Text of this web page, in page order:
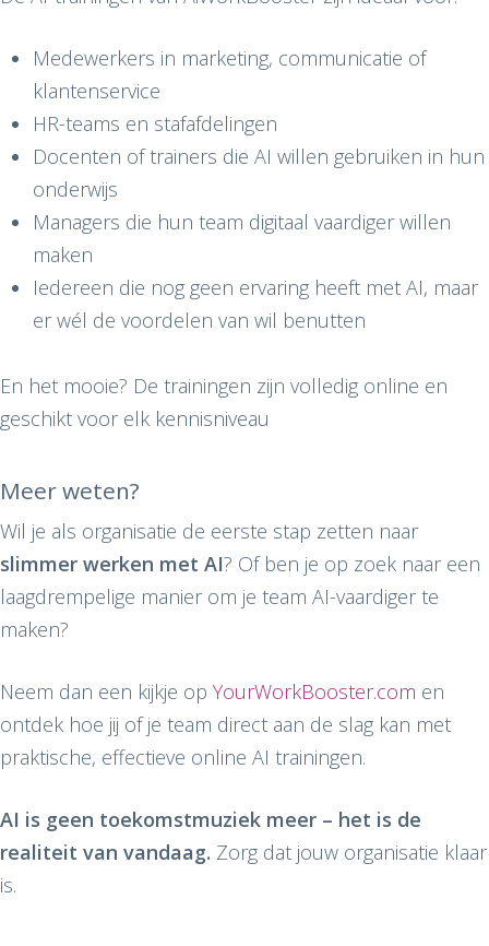
Medewerkers in marketing, communicatie of
klantenservice
HR-teams en stafafdelingen
Docenten of trainers die AI willen gebruiken in hun
onderwijs
Managers die hun team digitaal vaardiger willen
maken
Iedereen die nog geen ervaring heeft met AI, maar
er wél de voordelen van wil benutten
En het mooie? De trainingen zijn volledig online en
geschikt voor elk kennisniveau
Meer weten?
Wil je als organisatie de eerste stap zetten naar
slimmer werken met AI? Of ben je op zoek naar een
laagdrempelige manier om je team AI-vaardiger te
maken?
Neem dan een kijkje op YourWorkBooster.com en
ontdek hoe jij of je team direct aan de slag kan met
praktische, effectieve online AI trainingen.
AI is geen toekomstmuziek meer – het is de
realiteit van vandaag. Zorg dat jouw organisatie klaar
is.